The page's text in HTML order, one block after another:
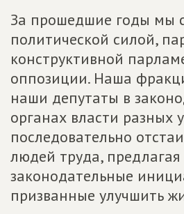
За прошедшие годы мы
политической силой,
конструктивной
оппозиции. Наша
наши депутаты в
органах власти разных
последовательно
людей труда, предлагая
законодательные
призванные улучшить